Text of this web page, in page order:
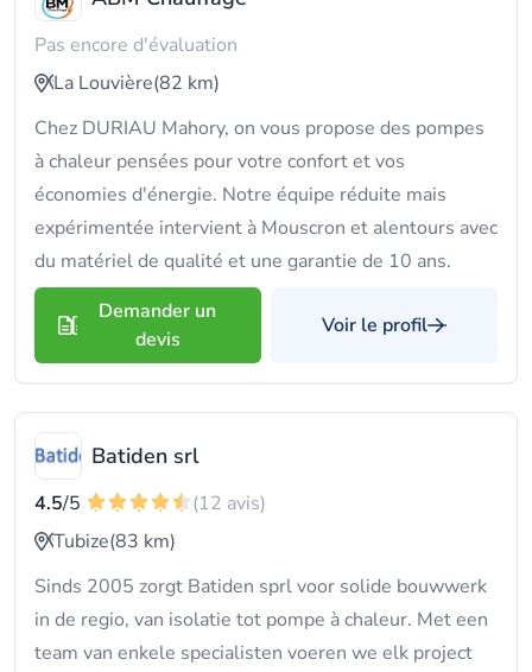
Pas encore d'évaluation
La Louvière(82 km)
Chez DURIAU Mahory, on vous propose des pompes
à chaleur pensées pour votre confort et vos
économies d'énergie. Notre équipe réduite mais
expérimentée intervient à Mouscron et alentours avec
du matériel de qualité et une garantie de 10 ans.
Demander un
devis
Voir le profil
Batiden srl
4.5/5
(12 avis)
Tubize(83 km)
Sinds 2005 zorgt Batiden sprl voor solide bouwwerk
in de regio, van isolatie tot pompe à chaleur. Met een
team van enkele specialisten voeren we elk project